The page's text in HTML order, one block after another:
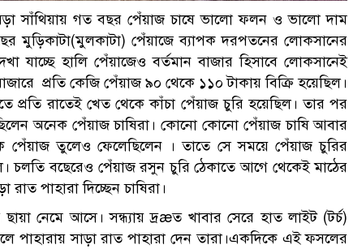
সাঁথিয়ায় গত বছর পেঁয়াজ চাষে ভালো ফলন ও ভালো দাম
মুড়িকাটা(মুলকাটা) পেঁয়াজে ব্যাপক দরপতনের লোকসানের
যাচ্ছে হালি পেঁয়াজেও বর্তমান বাজার হিসাবে লোকসানেই
প্রতি কেজি পেঁয়াজ ৯০ থেকে ১১০ টাকায় বিক্রি হয়েছিল।
প্রতি রাতেই খেত থেকে কাঁচা পেঁয়াজ চুরি হয়েছিল। তার পর
অনেক পেঁয়াজ চাষিরা। কোনো কোনো পেঁয়াজ চাষি আবার
তুলেও ফেলেছিলেন । তাতে সে সময়ে পেঁয়াজ চুরির
চলতি বছেরেও পেঁয়াজ রসুন চুরি ঠেকাতে আগে থেকেই মাঠের
পাহারা দিচ্ছেন চাষিরা।
নেমে আসে। সন্ধ্যায় দ্রæত খাবার সেরে হাত লাইট (টর্চ)
পাহারায় সাড়া রাত পাহারা দেন তারা।একদিকে এই ফসলের